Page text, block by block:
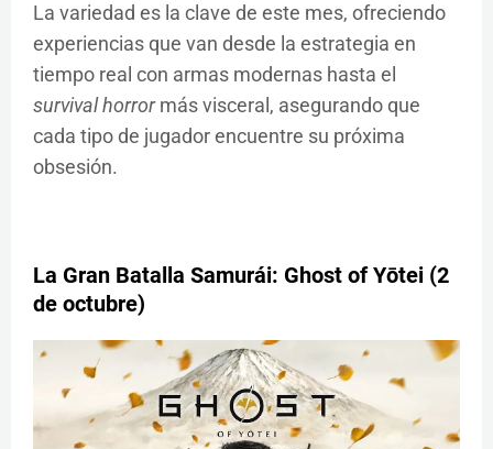
La variedad es la clave de este mes, ofreciendo
experiencias que van desde la estrategia en
tiempo real con armas modernas hasta el
survival horrormás visceral, asegurando que
cada tipo de jugador encuentre su próxima
obsesión.
La Gran Batalla Samurái: Ghost of Yōtei (2
de octubre)